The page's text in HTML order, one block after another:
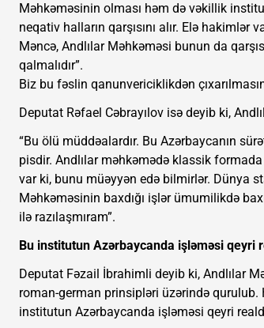
Məhkəməsinin olması həm də vəkillik
neqativ halların qarşısını alır. Elə hakimlər
Məncə, Andlılar Məhkəməsi bunun da
qalmalıdır”.
Biz bu fəslin qanunvericiklikdən
Deputat Rəfael Cəbrayılov isə deyib ki,
“Bu ölü müddəalardır. Bu Azərbaycanın
pisdir. Andlılar məhkəmədə klassik
var ki, bunu müəyyən edə bilmirlər. Dünya
Məhkəməsinin baxdığı işlər ümumilikdə
ilə razılaşmıram”.
Bu institutun Azərbaycanda işləməsi qeyri
Deputat Fəzail İbrahimli deyib ki, Andlılar
roman-german prinsipləri üzərində qurulub.
institutun Azərbaycanda işləməsi qeyri